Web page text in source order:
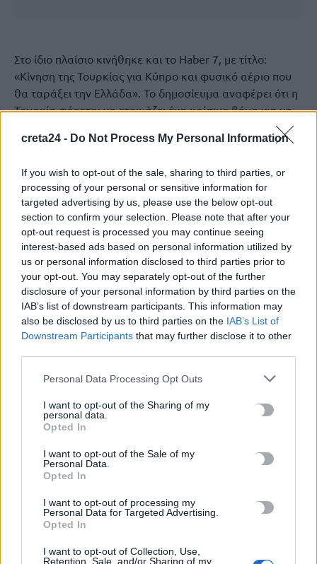
creta24 - Do Not Process My Personal Information
If you wish to opt-out of the sale, sharing to third parties, or
processing of your personal or sensitive information for
targeted advertising by us, please use the below opt-out
section to confirm your selection. Please note that after your
opt-out request is processed you may continue seeing
interest-based ads based on personal information utilized by
us or personal information disclosed to third parties prior to
your opt-out. You may separately opt-out of the further
disclosure of your personal information by third parties on the
IAB’s list of downstream participants. This information may
also be disclosed by us to third parties on the IAB’s List of
Downstream Participants that may further disclose it to other
Personal Data Processing Opt Outs
I want to opt-out of the Sharing of my
personal data.
Opted In
I want to opt-out of the Sale of my
Personal Data.
Opted In
I want to opt-out of processing my
Personal Data for Targeted Advertising.
Opted In
I want to opt-out of Collection, Use,
Retention, Sale, and/or Sharing of my
Στο ίδιο πλαίσιο κινήθηκε και το Haber 7, με τίτλο:
«Κίνηση της Τουρκίας για Κύπρο και φυσικό αέριο που
θα ταράξει την Ελλάδα». Το δημοσίευμα αναφέρει ότι η
Τουρκία φέρεται να ετοιμάζει ένα κρίσιμο βήμα για να
Ανατολική Μεσόγειο και στο Αιγαίο, με στόχο να θέσει
του ψευδοκράτους.
Το Haber 7 υιοθετεί επίσης τη θέση ότι η Τουρκία θα
επιχειρήσει να μετατρέψει σε νομοθετικό κείμενο τη
βασική της θέση πως η υφαλοκρηπίδα πρέπει να
υπολογίζεται από την ηπειρωτική ακτή και όχι με βάση
τις ελληνικές νησιωτικές διεκδικήσεις.
Το μήνυμα που περνά ο
Παρά τις διαφορετικές αποχρώσεις, τα τουρκικά
δημοσιεύματα συγκλίνουν σε ένα βασικό αφήγημα: ότι
κατοχυρώσει τις διεκδικήσεις της στη θάλασσα, σε μια
περίοδο που η Ανατολική Μεσόγειος επανέρχεται στο
και ανταγωνιστικών χαρτών. Τα πιο επιθετικά μέσα,